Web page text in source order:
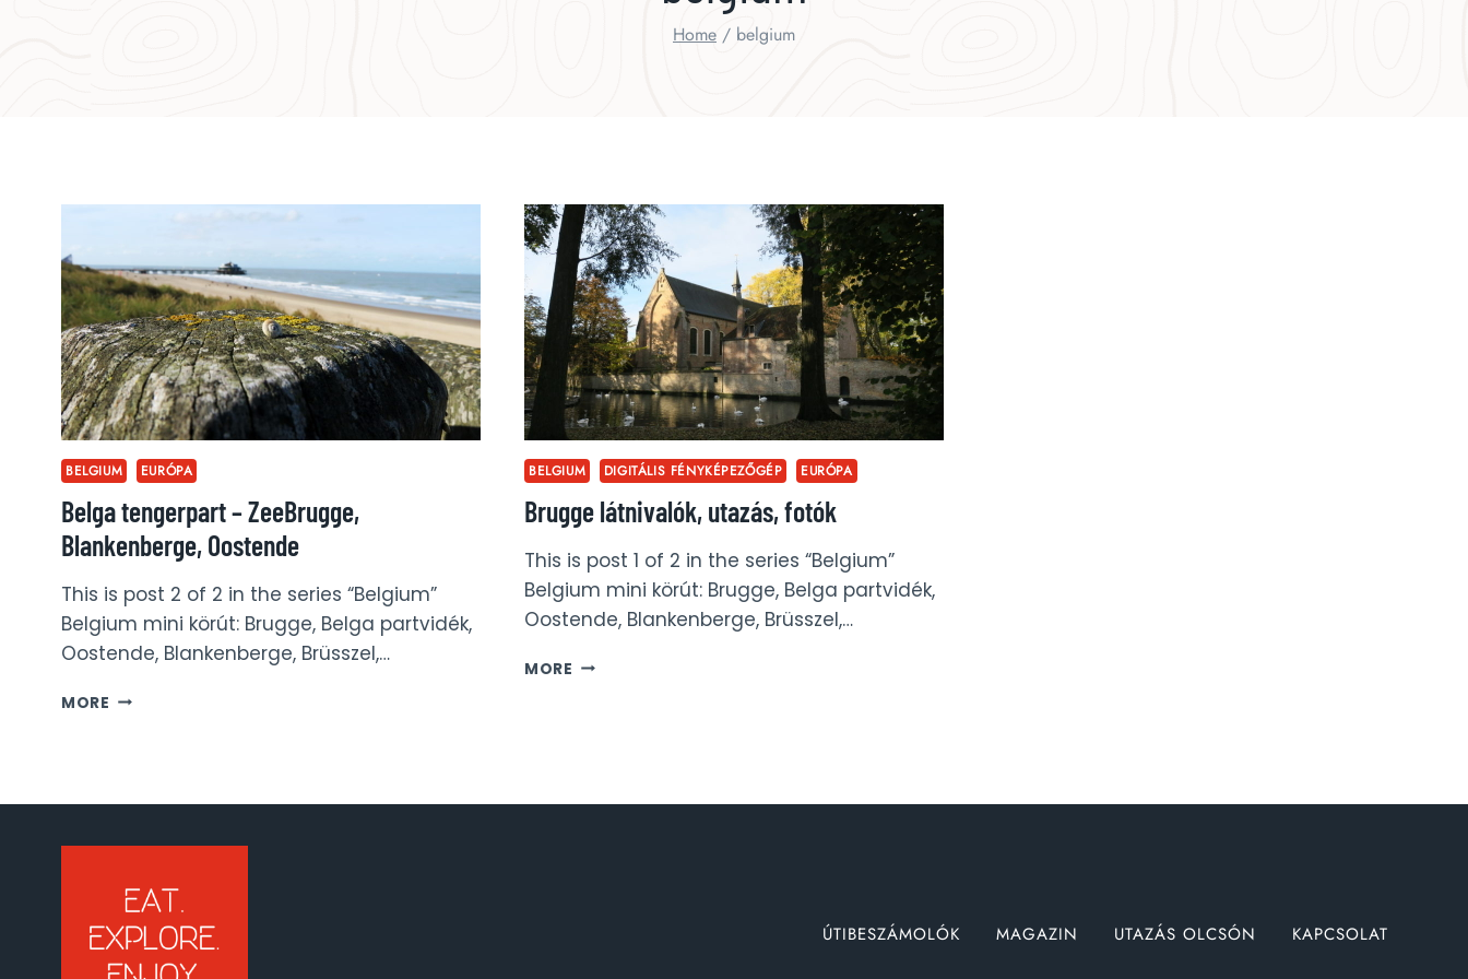
Home / belgium
BELGIUM EURÓPA
Belga tengerpart – ZeeBrugge,
Blankenberge, Oostende
This is post 2 of 2 in the series “Belgium”
Belgium mini körút: Brugge, Belga partvidék,
Oostende, Blankenberge, Brüsszel,…
MORE BELGA
BELGIUM DIGITÁLIS FÉNYKÉPEZŐGÉP EURÓPA
Brugge látnivalók, utazás, fotók
This is post 1 of 2 in the series “Belgium”
Belgium mini körút: Brugge, Belga partvidék,
Oostende, Blankenberge, Brüsszel,…
MORE BRUGGE
ÚTIBESZÁMOLÓK MAGAZIN UTAZÁS OLCSÓN KAPCSOLAT